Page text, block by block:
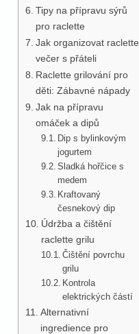
Tipy na přípravu sýrů
pro raclette
Jak organizovat raclette
večer s přáteli
Raclette grilování pro
děti: Zábavné nápady
Jak na přípravu
omáček a dipů
Dip s bylinkovým
jogurtem
Sladká hořčice s
medem
Kraftovaný
česnekový dip
Údržba a čištění
raclette grilu
Čištění povrchu
grilu
Kontrola
elektrických částí
Alternativní
ingredience pro